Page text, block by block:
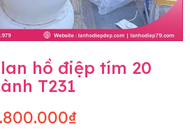
hồ điệp tím 20
T231